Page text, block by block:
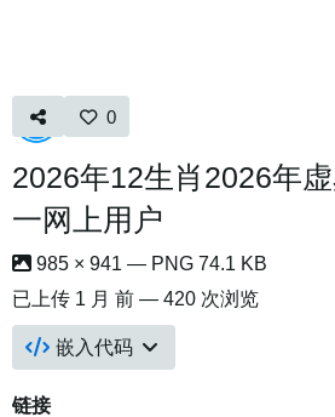
0
2026年12生肖2026年
一网上用户
985 × 941 — PNG 74.1 KB
已上传 1 月 前 — 420 次浏览
嵌入代码
链接